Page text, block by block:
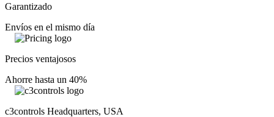
Garantizado
Envíos en el mismo día
Precios ventajosos
Ahorre hasta un 40%
c3controls Headquarters, USA